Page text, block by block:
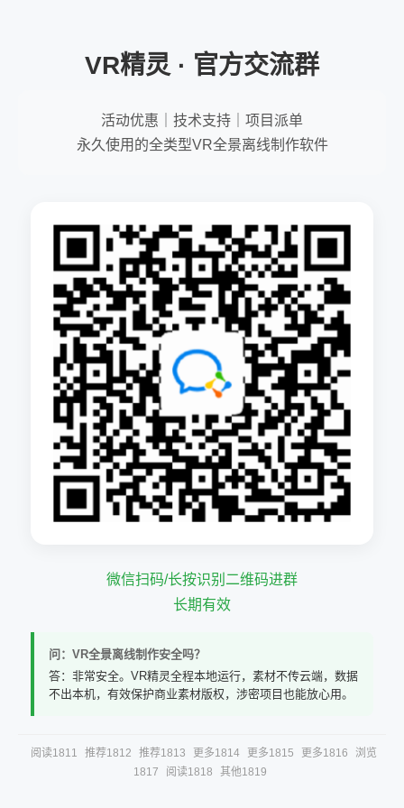
VR精灵 · 官方交流群
活动优惠｜技术支持｜项目派单
永久使用的全类型VR全景离线制作软件
微信扫码/长按识别二维码进群
长期有效
问：VR全景离线制作安全吗？
答：非常安全。VR精灵全程本地运行，素材不传云端，数据
不出本机，有效保护商业素材版权，涉密项目也能放心用。
阅读1811 推荐1812 推荐1813 更多1814 更多1815 更多1816
浏览
1817
阅读1818 其他1819